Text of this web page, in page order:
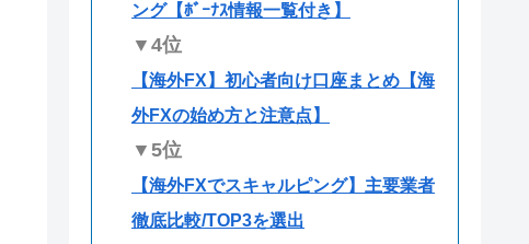
ング【ﾎﾞｰﾅｽ情報一覧付き】
▼4位
【海外FX】初心者向け口座まとめ【海
外FXの始め方と注意点】
▼5位
【海外FXでスキャルピング】主要業者
徹底比較/TOP3を選出